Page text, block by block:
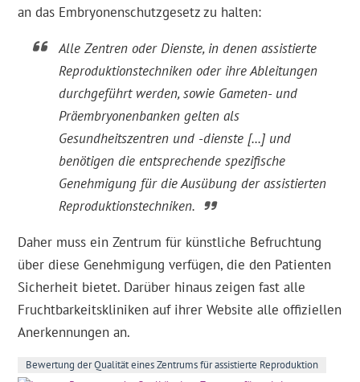
an das Embryonenschutzgesetz zu halten:
Alle Zentren oder Dienste, in denen assistierte
Reproduktionstechniken oder ihre Ableitungen
durchgeführt werden, sowie Gameten- und
Präembryonenbanken gelten als
Gesundheitszentren und -dienste [...] und
benötigen die entsprechende spezifische
Genehmigung für die Ausübung der assistierten
Reproduktionstechniken.
Daher muss ein Zentrum für künstliche Befruchtung
über diese Genehmigung verfügen, die den Patienten
Sicherheit bietet. Darüber hinaus zeigen fast alle
Fruchtbarkeitskliniken auf ihrer Website alle offiziellen
Anerkennungen an.
Bewertung der Qualität eines Zentrums für assistierte Reproduktion